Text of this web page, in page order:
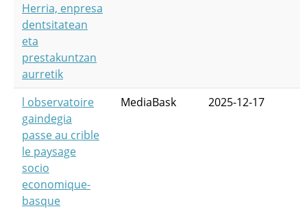
Herria, enpresa
dentsitatean
eta
prestakuntzan
aurretik
l observatoire
gaindegia
passe au crible
le paysage
socio
economique-
basque
MediaBask 2025-12-17